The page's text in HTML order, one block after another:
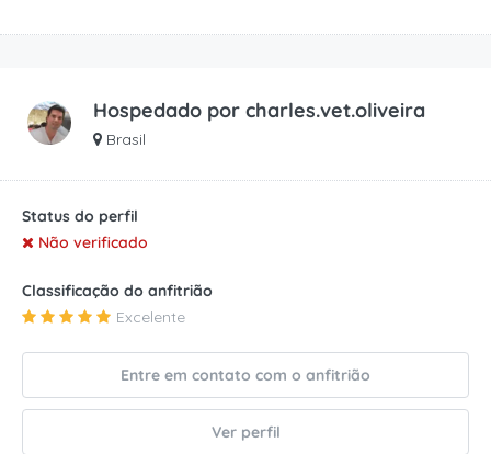
Hospedado por charles.vet.oliveira
Brasil
Status do perfil
Não verificado
Classificação do anfitrião
Excelente
Entre em contato com o anfitrião
Ver perfil